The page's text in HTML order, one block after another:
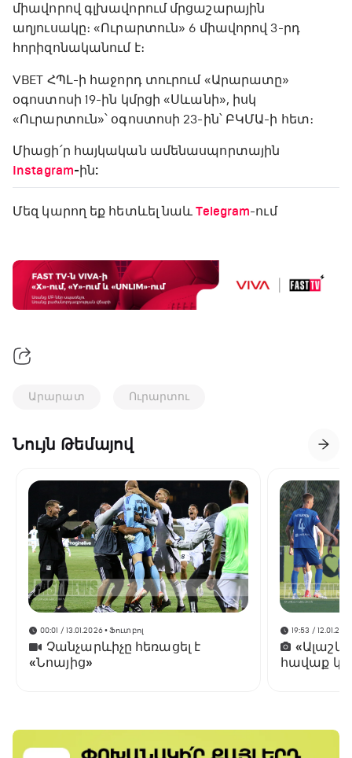
միավորով գլխավորում մրցաշարային
աղյուսակը։ «Ուրարտուն» 6 միավորով 3-րդ
հորիզոնականում է։
VBET ՀՊԼ-ի հաջորդ տուրում «Արարատը»
օգոստոսի 19-ին կմրցի «Սևանի», իսկ
«Ուրարտուն»՝ օգոստոսի 23-ին՝ ԲԿՄԱ-ի հետ։
Միացի՛ր հայկական ամենասպորտային
Instagram-ին:
Մեզ կարող եք հետևել նաև Telegram-ում
Արարատ Ուրարտու
Նույն Թեմայով
00:01 / 13.01.2026• Ֆուտբոլ
Չանչարևիչը հեռացել է
«Նոայից»
19:53 /
հավաք